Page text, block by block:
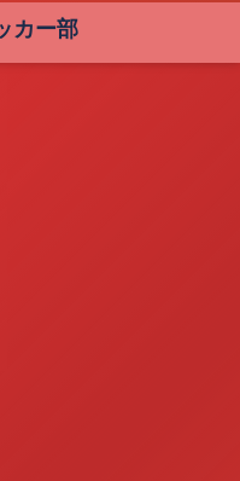
カー部